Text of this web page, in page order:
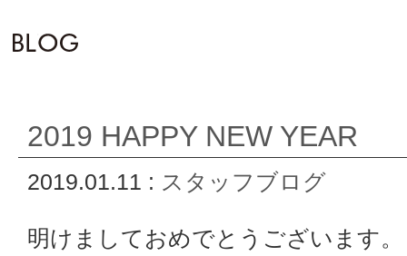
2019 HAPPY NEW YEAR
2019.01.11 : スタッフブログ
明けましておめでとうございます。